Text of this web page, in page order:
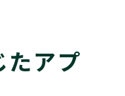
たアプ